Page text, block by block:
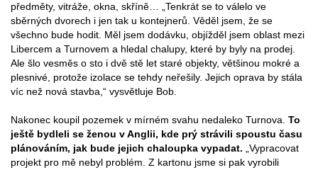
předměty, vitráže, okna, skříně… „Tenkrát se to válelo ve
sběrných dvorech i jen tak u kontejnerů. Věděl jsem, že se
všechno bude hodit. Měl jsem dodávku, objížděl jsem oblast mezi
Libercem a Turnovem a hledal chalupy, které by byly na prodej.
Ale šlo vesměs o sto i dvě stě let staré objekty, většinou mokré a
plesnivé, protože izolace se tehdy neřešily. Jejich oprava by stála
víc než nová stavba,“ vysvětluje Bob.
Nakonec koupil pozemek v mírném svahu nedaleko Turnova. To
ještě bydleli se ženou v Anglii, kde prý strávili spoustu času
plánováním, jak bude jejich chaloupka vypadat. „Vypracovat
projekt pro mě nebyl problém. Z kartonu jsme si pak vyrobili